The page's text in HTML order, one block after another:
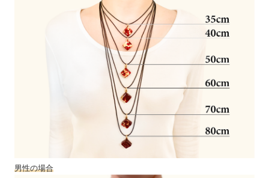
男性の場合